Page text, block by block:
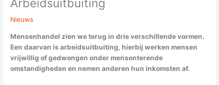
Arbeidsuitbuiting
Nieuws
Mensenhandel zien we terug in drie verschillende vormen.
Een daarvan is arbeidsuitbuiting, hierbij werken mensen
vrijwillig of gedwongen onder mensonterende
omstandigheden en nemen anderen hun inkomsten af.